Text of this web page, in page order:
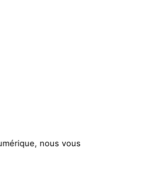
nous vous